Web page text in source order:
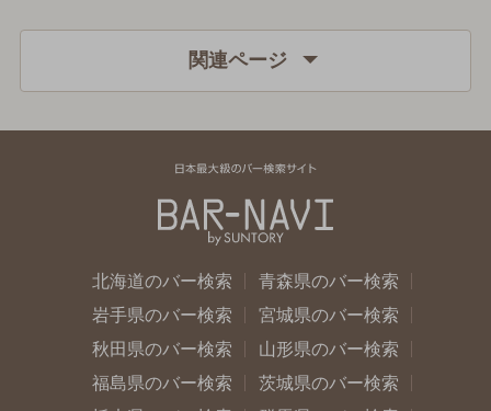
関連ページ
北海道のバー検索
青森県のバー検索
岩手県のバー検索
宮城県のバー検索
秋田県のバー検索
山形県のバー検索
福島県のバー検索
茨城県のバー検索